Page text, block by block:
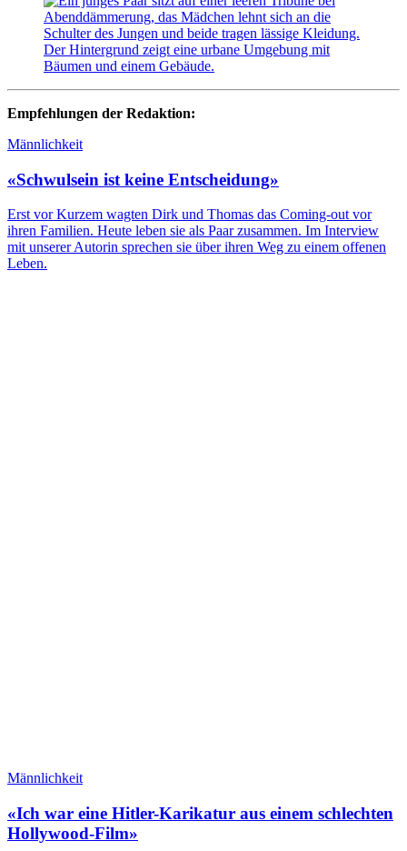
Empfehlungen der Redaktion:
Männlichkeit
«Schwulsein ist keine Entscheidung»
Erst vor Kurzem wagten Dirk und Thomas das Coming-out vor
ihren Familien. Heute leben sie als Paar zusammen. Im Interview
mit unserer Autorin sprechen sie über ihren Weg zu einem offenen
Leben.
Männlichkeit
«Ich war eine Hitler-Karikatur aus einem schlechten
Hollywood-Film»